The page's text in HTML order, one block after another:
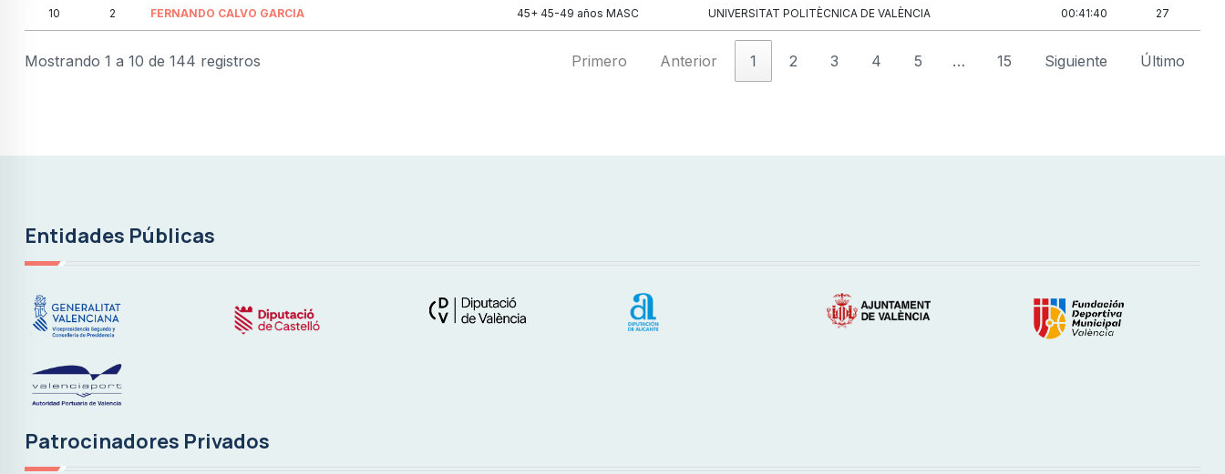
10 2 FERNANDO CALVO GARCIA 45+ 45-49 años MASC UNIVERSITAT POLITÈCNICA DE VALÈNCIA 00:41:40 27
Mostrando 1 a 10 de 144 registros Primero Anterior 1 2 3 4 5 … 15 Siguiente Último
Entidades Públicas
Patrocinadores Privados